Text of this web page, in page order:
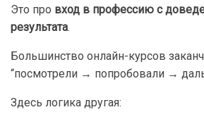
Это про вход в профессию с
результата.
Большинство онлайн-курсов
“посмотрели → попробовали →
Здесь логика другая: